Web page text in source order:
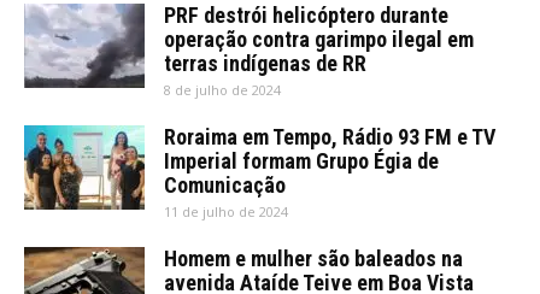
PRF destrói helicóptero durante
operação contra garimpo ilegal em
terras indígenas de RR
8 de julho de 2024
Roraima em Tempo, Rádio 93 FM e TV
Imperial formam Grupo Égia de
Comunicação
11 de julho de 2024
Homem e mulher são baleados na
avenida Ataíde Teive em Boa Vista